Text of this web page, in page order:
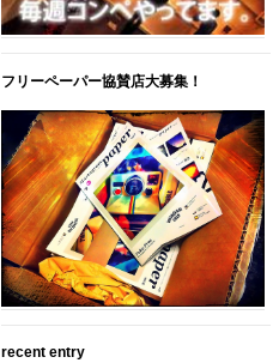
フリーペーパー協賛店大募集！
recent entry